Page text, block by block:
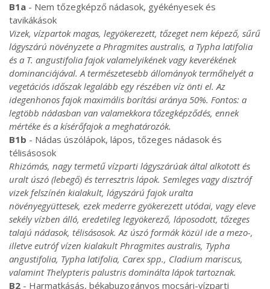
B1a - Nem tőzegképző nádasok, gyékényesek és
tavikákások
Vizek, vízpartok magas, legyökerezett, tőzeget nem képező, sűrű
lágyszárú növényzete a Phragmites australis, a Typha latifolia
és a T. angustifolia fajok valamelyikének vagy keverékének
dominanciájával. A természetesebb állományok termőhelyét a
vegetációs időszak legalább egy részében víz önti el. Az
idegenhonos fajok maximális borítási aránya 50%. Fontos: a
legtöbb nádasban van valamekkora tőzegképződés, ennek
mértéke és a kísérőfajok a meghatározók.
B1b - Nádas úszólápok, lápos, tőzeges nádasok és
télisásosok
Rhizómás, nagy termetű vízparti lágyszárúak által alkotott és
uralt úszó (lebegő) és terresztris lápok. Semleges vagy disztróf
vizek felszínén kialakult, lágyszárú fajok uralta
növényegyüttesek, ezek mederre gyökerezett utódai, vagy eleve
sekély vízben álló, eredetileg legyökerező, láposodott, tőzeges
talajú nádasok, télisásosok. Az úszó formák közül ide a mezo-,
illetve eutróf vízen kialakult Phragmites australis, Typha
angustifolia, Typha latifolia, Carex spp., Cladium mariscus,
valamint Thelypteris palustris dominálta lápok tartoznak.
B2 - Harmatkásás, békabuzogányos mocsári-vízparti